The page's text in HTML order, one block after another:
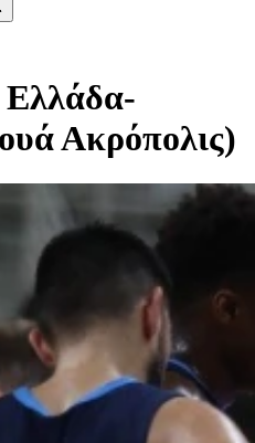
Ακρόπολις)